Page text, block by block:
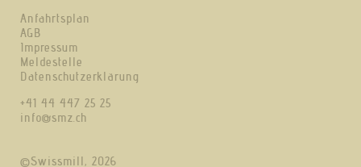
Anfahrtsplan
AGB
Impressum
Meldestelle
Datenschutzerklärung
+41 44 447 25 25
info@smz.ch
©Swissmill, 2026